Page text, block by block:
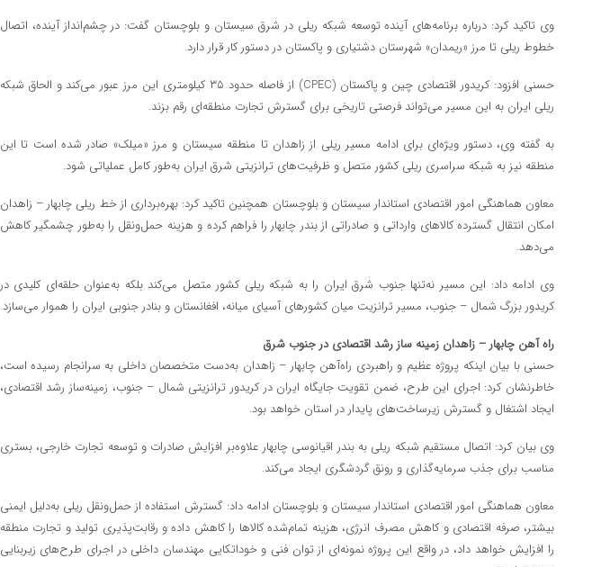
وی تاکید کرد: درباره برنامه‌های آینده توسعه شبکه ریلی در شرق سیستان و بلوچستان گفت: در چشم‌انداز آینده، اتصال
خطوط ریلی تا مرز «ریمدان» شهرستان دشتیاری و پاکستان در دستور کار قرار دارد.
حسنی افزود: کریدور اقتصادی چین و پاکستان (CPEC) از فاصله حدود ۳۵ کیلومتری این مرز عبور می‌کند و الحاق شبکه
ریلی ایران به این مسیر می‌تواند فرصتی تاریخی برای گسترش تجارت منطقه‌ای رقم بزند.
به گفته وی، دستور ویژه‌ای برای ادامه مسیر ریلی از زاهدان تا منطقه سیستان و مرز «میلک» صادر شده است تا این
منطقه نیز به شبکه سراسری ریلی کشور متصل و ظرفیت‌های ترانزیتی شرق ایران به‌طور کامل عملیاتی شود.
معاون هماهنگی امور اقتصادی استاندار سیستان و بلوچستان همچنین تاکید کرد: بهره‌برداری از خط ریلی چابهار – زاهدان
امکان انتقال گسترده کالاهای وارداتی و صادراتی از بندر چابهار را فراهم کرده و هزینه حمل‌ونقل را به‌طور چشمگیر کاهش
می‌دهد.
وی ادامه داد: این مسیر نه‌تنها جنوب شرق ایران را به شبکه ریلی کشور متصل می‌کند بلکه به‌عنوان حلقه‌ای کلیدی در
کریدور بزرگ شمال – جنوب، مسیر ترانزیت میان کشورهای آسیای میانه، افغانستان و بنادر جنوبی ایران را هموار می‌سازد.
راه آهن چابهار – زاهدان زمینه ساز رشد اقتصادی در جنوب شرق
حسنی با بیان اینکه پروژه عظیم و راهبردی راه‌آهن چابهار – زاهدان به‌دست متخصصان داخلی به سرانجام رسیده است،
خاطرنشان کرد: اجرای این طرح، ضمن تقویت جایگاه ایران در کریدور ترانزیتی شمال – جنوب، زمینه‌ساز رشد اقتصادی،
ایجاد اشتغال و گسترش زیرساخت‌های پایدار در استان خواهد بود.
وی بیان کرد: اتصال مستقیم شبکه ریلی به بندر اقیانوسی چابهار علاوه‌بر افزایش صادرات و توسعه تجارت خارجی، بستری
مناسب برای جذب سرمایه‌گذاری و رونق گردشگری ایجاد می‌کند.
معاون هماهنگی امور اقتصادی استاندار سیستان و بلوچستان ادامه داد: گسترش استفاده از حمل‌ونقل ریلی به‌دلیل ایمنی
بیشتر، صرفه اقتصادی و کاهش مصرف انرژی، هزینه تمام‌شده کالاها را کاهش داده و رقابت‌پذیری تولید و تجارت منطقه
را افزایش خواهد داد، در واقع این پروژه نمونه‌ای از توان فنی و خوداتکایی مهندسان داخلی در اجرای طرح‌های زیربنایی